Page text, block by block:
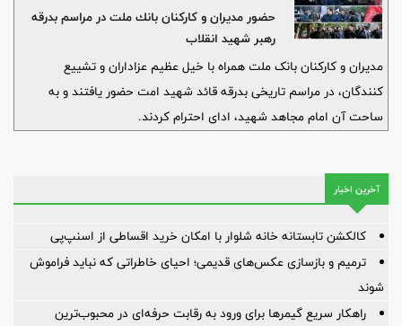
همزمان سپرده‌های ارزان‌قیمت ۸۸ درصد و سپرده‌های ریالی ۵۵ درصد
رشد کردند که به ترتیب رتبه نخست و دوم بانک‌های خصوصی را برای این
بانک به همراه داشت.
حضور مدیران و كاركنان بانك ملت در مراسم بدرقه
رهبر شهید انقلاب
مدیران و کارکنان بانک ملت همراه با خیل عظیم عزاداران و تشییع
کنندگان، در مراسم تاریخی بدرقه قائد شهید امت حضور یافتند و به
ساحت آن امام مجاهد شهید، ادای احترام کردند.
آخرین اخبار
کالکشن تابستانه خانه شلوار با امکان خرید اقساطی از اسنپ‌پی
ترمیم و بازسازی عکس‌های قدیمی؛ احیای خاطراتی که نباید فراموش
شوند
راهکار سریع گیمرها برای ورود به رقابت حرفه‌ای در محبوب‌ترین